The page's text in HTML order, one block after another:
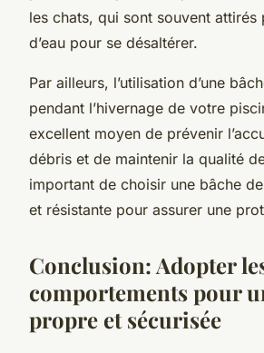
les chats, qui sont souvent attirés
d’eau pour se désaltérer.
Par ailleurs, l’utilisation d’une
pendant l’hivernage de votre
excellent moyen de prévenir
débris et de maintenir la qualité
important de choisir une bâche
et résistante pour assurer une
Conclusion: Adopter
comportements pour
propre et sécurisée